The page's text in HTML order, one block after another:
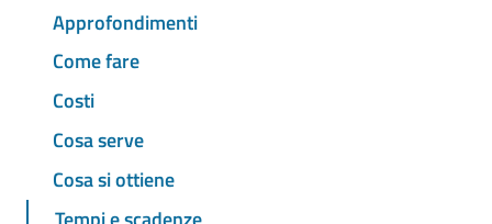
Approfondimenti
Come fare
Costi
Cosa serve
Cosa si ottiene